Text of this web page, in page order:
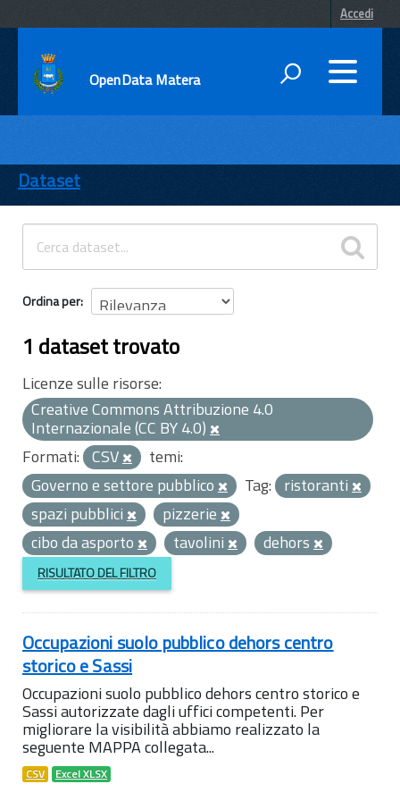
Accedi
OpenData Matera
ENTI
TEMI
INFORMAZIONI
Dataset
Ordina per
1 dataset trovato
Licenze sulle risorse:
Creative Commons Attribuzione 4.0
Internazionale (CC BY 4.0)
Formati: CSV
temi:
Governo e settore pubblico
Tag: ristoranti
spazi pubblici
pizzerie
cibo da asporto
tavolini dehors
RISULTATO DEL FILTRO
Occupazioni suolo pubblico dehors centro
storico e Sassi
Occupazioni suolo pubblico dehors centro storico e
Sassi autorizzate dagli uffici competenti. Per
migliorare la visibilità abbiamo realizzato la
seguente MAPPA collegata...
CSV Excel XLSX